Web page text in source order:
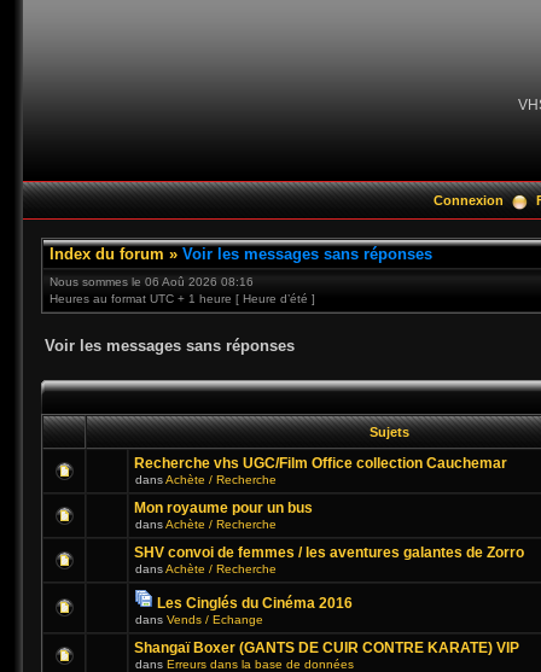
Connexion
Index du forum » Voir les messages sans réponses
Nous sommes le 06 Aoû 2026 08:16
Heures au format UTC + 1 heure [ Heure d’été ]
Voir les messages sans réponses
Sujets
Recherche vhs UGC/Film Office collection Cauchemar
dansAchète / Recherche
Mon royaume pour un bus
dansAchète / Recherche
SHV convoi de femmes / les aventures galantes de Zorro
dansAchète / Recherche
Les Cinglés du Cinéma 2016
dans Vends / Echange
Shangaï Boxer (GANTS DE CUIR CONTRE KARATE) VIP
dans Erreurs dans la base de données